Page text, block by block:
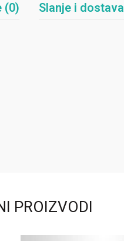
(0) Slanje i dostava
PROIZVODI